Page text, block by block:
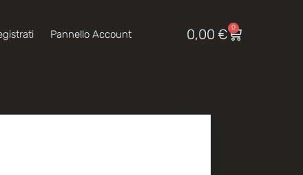
Pannello Account 0,00 € 0